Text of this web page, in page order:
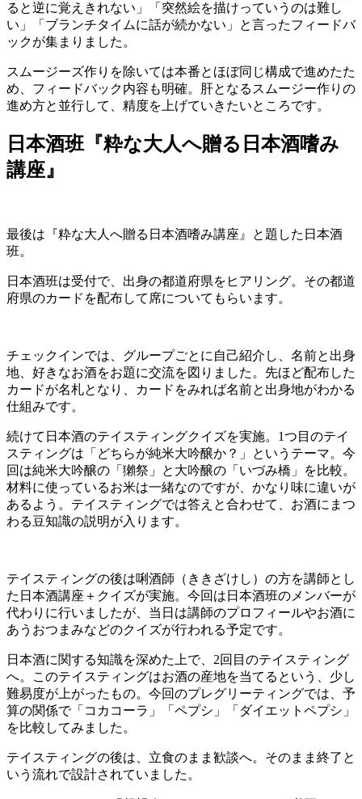
ると逆に覚えきれない」「突然絵を描けっていうのは難し
い」「ブランチタイムに話が続かない」と言ったフィードバ
ックが集まりました。
スムージーズ作りを除いては本番とほぼ同じ構成で進めたた
め、フィードバック内容も明確。肝となるスムージー作りの
進め方と並行して、精度を上げていきたいところです。
日本酒班『粋な大人へ贈る日本酒嗜み
講座』
最後は『粋な大人へ贈る日本酒嗜み講座』と題した日本酒
班。
日本酒班は受付で、出身の都道府県をヒアリング。その都道
府県のカードを配布して席についてもらいます。
チェックインでは、グループごとに自己紹介し、名前と出身
地、好きなお酒をお題に交流を図りました。先ほど配布した
カードが名札となり、カードをみれば名前と出身地がわかる
仕組みです。
続けて日本酒のテイスティングクイズを実施。1つ目のテイ
スティングは「どちらが純米大吟醸か？」というテーマ。今
回は純米大吟醸の「獺祭」と大吟醸の「いづみ橋」を比較。
材料に使っているお米は一緒なのですが、かなり味に違いが
あるよう。テイスティングでは答えと合わせて、お酒にまつ
わる豆知識の説明が入ります。
テイスティングの後は唎酒師（ききざけし）の方を講師とし
た日本酒講座＋クイズが実施。今回は日本酒班のメンバーが
代わりに行いましたが、当日は講師のプロフィールやお酒に
あうおつまみなどのクイズが行われる予定です。
日本酒に関する知識を深めた上で、2回目のテイスティング
へ。このテイスティングはお酒の産地を当てるという、少し
難易度が上がったもの。今回のプレグリーティングでは、予
算の関係で「コカコーラ」「ペプシ」「ダイエットペプシ」
を比較してみました。
テイスティングの後は、立食のまま歓談へ。そのまま終了と
いう流れで設計されていました。